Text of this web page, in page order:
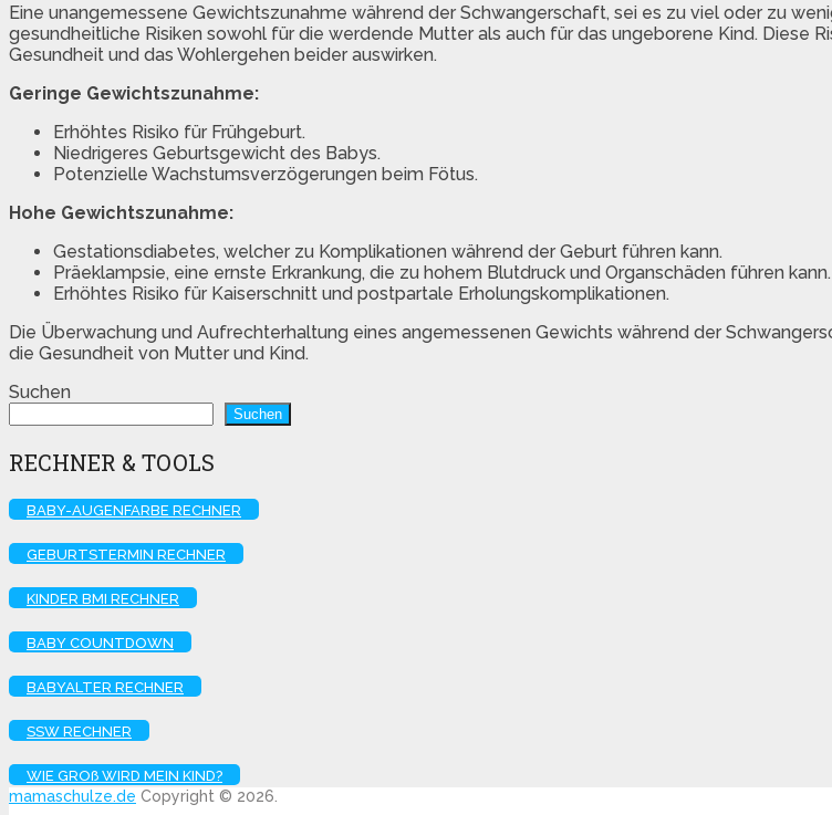
Eine unangemessene Gewichtszunahme während der Schwangerschaft, sei es zu viel oder zu
gesundheitliche Risiken sowohl für die werdende Mutter als auch für das ungeborene Kind. Diese
Gesundheit und das Wohlergehen beider auswirken.
Geringe Gewichtszunahme:
Erhöhtes Risiko für Frühgeburt.
Niedrigeres Geburtsgewicht des Babys.
Potenzielle Wachstumsverzögerungen beim Fötus.
Hohe Gewichtszunahme:
Gestationsdiabetes, welcher zu Komplikationen während der Geburt führen kann.
Präeklampsie, eine ernste Erkrankung, die zu hohem Blutdruck und Organschäden führen kann.
Erhöhtes Risiko für Kaiserschnitt und postpartale Erholungskomplikationen.
Die Überwachung und Aufrechterhaltung eines angemessenen Gewichts während der
die Gesundheit von Mutter und Kind.
Suchen
Suchen
RECHNER & TOOLS
BABY-AUGENFARBE RECHNER
GEBURTSTERMIN RECHNER
KINDER BMI RECHNER
BABY COUNTDOWN
BABYALTER RECHNER
SSW RECHNER
WIE GROß WIRD MEIN KIND?
mamaschulze.de Copyright © 2026.